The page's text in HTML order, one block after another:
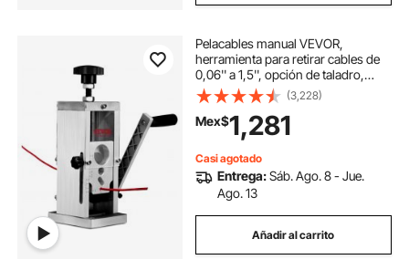
Pelacables manual VEVOR,
herramienta para retirar cables de
0,06'' a 1,5'', opción de taladro,
medidor de profundidad
transparente, construcción ligera
de aluminio para un procesamiento
eficiente de chatarra de cobre.
(3,228)
Mex$1,281
Casi agotado
Entrega:Sáb. Ago. 8 - Jue.
Ago. 13
Añadir al carrito